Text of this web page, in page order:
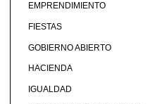
EMPRENDIMIENTO
FIESTAS
GOBIERNO ABIERTO
HACIENDA
IGUALDAD